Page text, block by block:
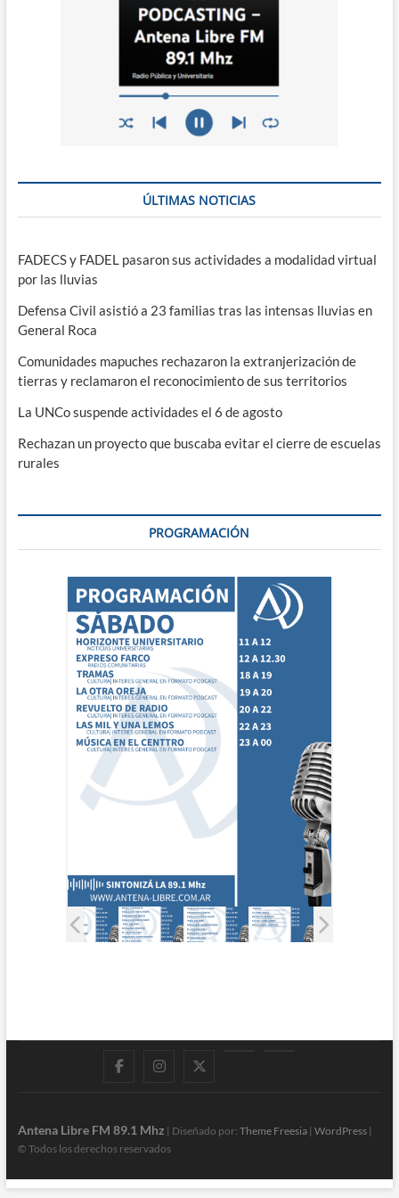
ÚLTIMAS NOTICIAS
FADECS y FADEL pasaron sus actividades a modalidad virtual
por las lluvias
Defensa Civil asistió a 23 familias tras las intensas lluvias en
General Roca
Comunidades mapuches rechazaron la extranjerización de
tierras y reclamaron el reconocimiento de sus territorios
La UNCo suspende actividades el 6 de agosto
Rechazan un proyecto que buscaba evitar el cierre de escuelas
rurales
PROGRAMACIÓN
FacebookInstagram
Antena Libre FM 89.1 Mhz | Diseñado por: Theme Freesia| WordPress|
© Todos los derechos reservados